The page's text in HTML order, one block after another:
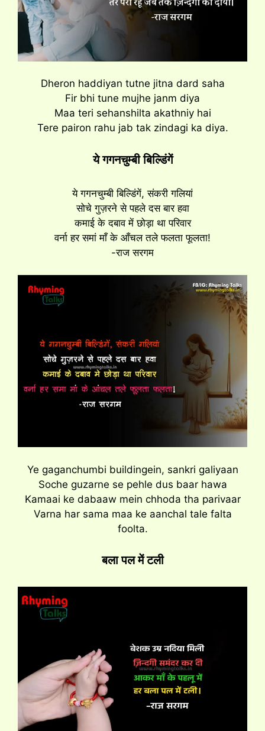
Dheron haddiyan tutne jitna dard saha
Fir bhi tune mujhe janm diya
Maa teri sehanshilta akathniy hai
Tere pairon rahu jab tak zindagi ka diya.
ये गगनचुम्बी बिल्डिंगें
ये गगनचुम्बी बिल्डिंगें, संकरी गलियां
सोचे गुज़रने से पहले दस बार हवा
कमाई के दबाव में छोड़ा था परिवार
वर्ना हर समां माँ के आँचल तले फलता फूलता!
-राज सरगम
Ye gaganchumbi buildingein, sankri galiyaan
Soche guzarne se pehle dus baar hawa
Kamaai ke dabaaw mein chhoda tha parivaar
Varna har sama maa ke aanchal tale falta
foolta.
बला पल में टली